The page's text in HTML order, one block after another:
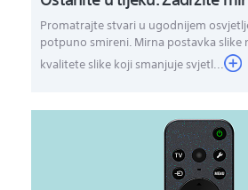
Promatrajte stvari u ugodnijem
potpuno smireni. Mirna postavka slike
kvalitete slike koji smanjuje svjetl...